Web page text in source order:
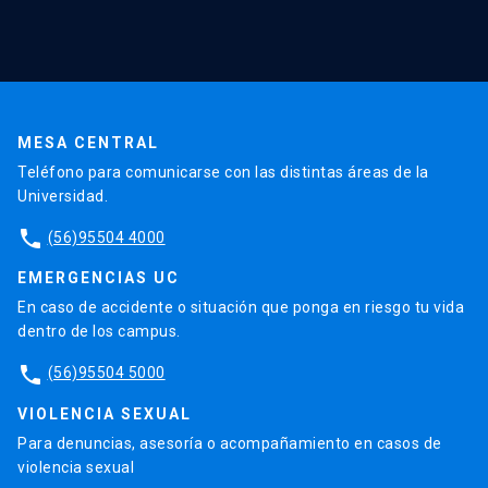
MESA CENTRAL
Teléfono para comunicarse con las distintas áreas de la
Universidad.
phone (56)95504 4000
EMERGENCIAS UC
En caso de accidente o situación que ponga en riesgo tu vida
dentro de los campus.
phone (56)95504 5000
VIOLENCIA SEXUAL
Para denuncias, asesoría o acompañamiento en casos de
violencia sexual